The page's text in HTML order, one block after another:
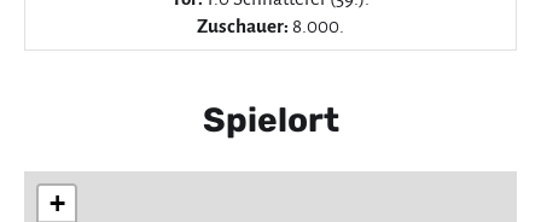
Zuschauer: 8.000.
Spielort
+